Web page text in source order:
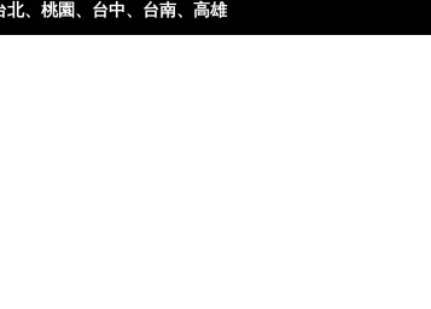
北、桃園、台中、台南、高雄